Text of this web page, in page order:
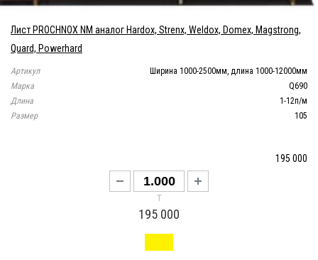
Лист PROCHNOX NM аналог Hardox, Strenx, Weldox, Domex, Magstrong,
Quard, Powerhard
Артикул
Ширина 1000-2500мм, длина 1000-12000мм
Марка
Q690
Длина
1-12п/м
Размер
105
195 000
т
195 000